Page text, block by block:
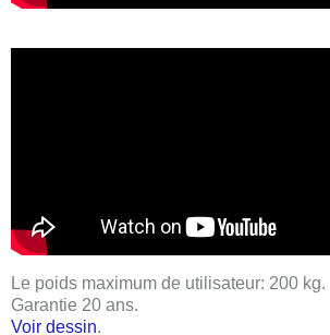
Le poids maximum de utilisateur: 200 kg.
Garantie 20 ans.
Voir dessin.